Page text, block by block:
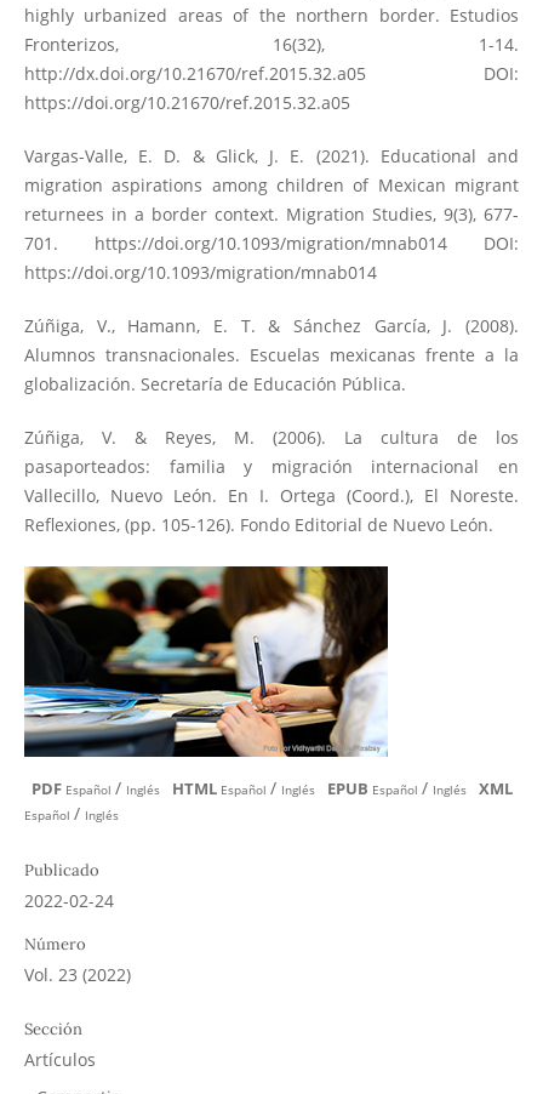
highly urbanized areas of the northern border. Estudios
Fronterizos, 16(32), 1-14.
http://dx.doi.org/10.21670/ref.2015.32.a05 DOI:
https://doi.org/10.21670/ref.2015.32.a05
Vargas-Valle, E. D. & Glick, J. E. (2021). Educational and
migration aspirations among children of Mexican migrant
returnees in a border context. Migration Studies, 9(3), 677-
701. https://doi.org/10.1093/migration/mnab014 DOI:
https://doi.org/10.1093/migration/mnab014
Zúñiga, V., Hamann, E. T. & Sánchez García, J. (2008).
Alumnos transnacionales. Escuelas mexicanas frente a la
globalización. Secretaría de Educación Pública.
Zúñiga, V. & Reyes, M. (2006). La cultura de los
pasaporteados: familia y migración internacional en
Vallecillo, Nuevo León. En I. Ortega (Coord.), El Noreste.
Reflexiones, (pp. 105-126). Fondo Editorial de Nuevo León.
PDF Español / Inglés HTML Español / Inglés EPUB Español / Inglés XML
Español / Inglés
Publicado
2022-02-24
Número
Vol. 23 (2022)
Sección
Artículos